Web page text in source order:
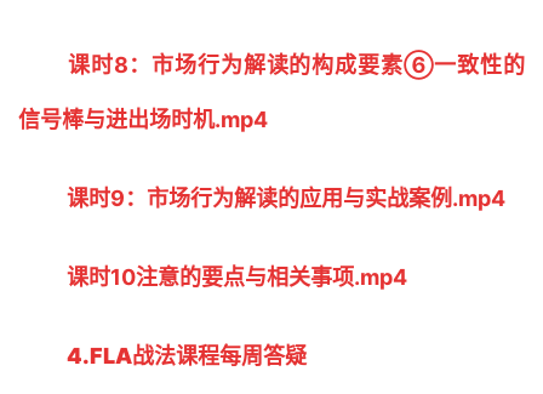
课时8：市场行为解读的构成要素⑥一致性的
信号棒与进出场时机.mp4
课时9：市场行为解读的应用与实战案例.mp4
课时10注意的要点与相关事项.mp4
4.FLA战法课程每周答疑